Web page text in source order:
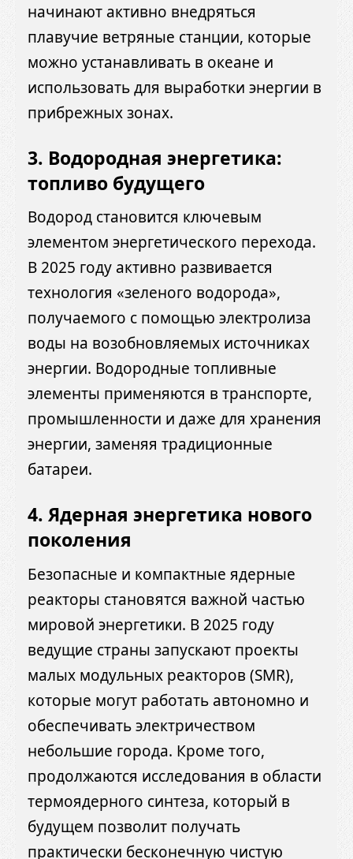
начинают активно внедряться
плавучие ветряные станции, которые
можно устанавливать в океане и
использовать для выработки энергии в
прибрежных зонах.
3. Водородная энергетика:
топливо будущего
Водород становится ключевым
элементом энергетического перехода.
В 2025 году активно развивается
технология «зеленого водорода»,
получаемого с помощью электролиза
воды на возобновляемых источниках
энергии. Водородные топливные
элементы применяются в транспорте,
промышленности и даже для хранения
энергии, заменяя традиционные
батареи.
4. Ядерная энергетика нового
поколения
Безопасные и компактные ядерные
реакторы становятся важной частью
мировой энергетики. В 2025 году
ведущие страны запускают проекты
малых модульных реакторов (SMR),
которые могут работать автономно и
обеспечивать электричеством
небольшие города. Кроме того,
продолжаются исследования в области
термоядерного синтеза, который в
будущем позволит получать
практически бесконечную чистую